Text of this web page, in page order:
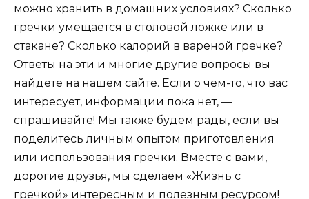
можно хранить в домашних условиях? Сколько
гречки умещается в столовой ложке или в
стакане? Сколько калорий в вареной гречке?
Ответы на эти и многие другие вопросы вы
найдете на нашем сайте. Если о чем-то, что вас
интересует, информации пока нет, —
спрашивайте! Мы также будем рады, если вы
поделитесь личным опытом приготовления
или использования гречки. Вместе с вами,
дорогие друзья, мы сделаем «Жизнь с
гречкой» интересным и полезным ресурсом!